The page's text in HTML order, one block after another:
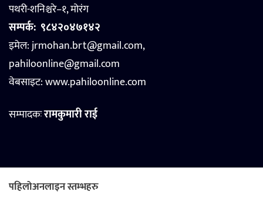
पथरी-शनिश्चरे–१, मोरंग
सम्पर्क: ९८४२०४७१४२
इमेल: jrmohan.brt@gmail.com,
pahiloonline@gmail.com
वेबसाइट:www.pahiloonline.com
सम्पादकःरामकुमारी राई
पहिलोअनलाइन स्तम्भहरु